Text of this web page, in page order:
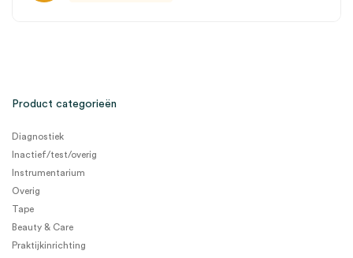
Product categorieën
Diagnostiek
Inactief/test/overig
Instrumentarium
Overig
Tape
Beauty & Care
Praktijkinrichting